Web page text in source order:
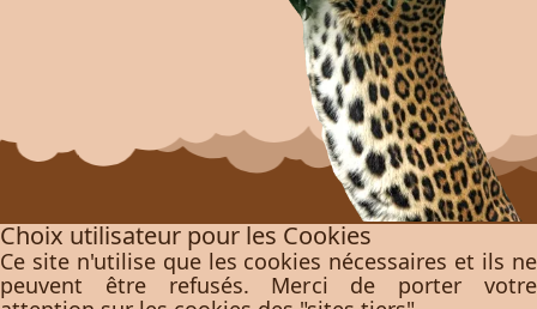
Choix utilisateur pour les Cookies
Ce site n'utilise que les cookies nécessaires et ils ne
peuvent être refusés. Merci de porter votre